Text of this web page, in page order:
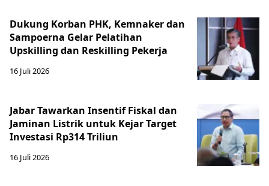
Dukung Korban PHK, Kemnaker dan
Sampoerna Gelar Pelatihan
Upskilling dan Reskilling Pekerja
16 Juli 2026
Jabar Tawarkan Insentif Fiskal dan
Jaminan Listrik untuk Kejar Target
Investasi Rp314 Triliun
16 Juli 2026